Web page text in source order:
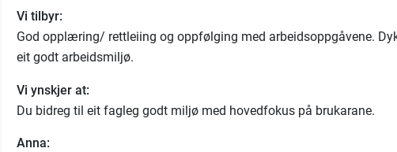
Vi tilbyr:
God opplæring/ rettleiing og oppfølging med arbeidsoppgåvene.
eit godt arbeidsmiljø.
Vi ynskjer at:
Du bidreg til eit fagleg godt miljø med hovedfokus på brukarane.
Anna: